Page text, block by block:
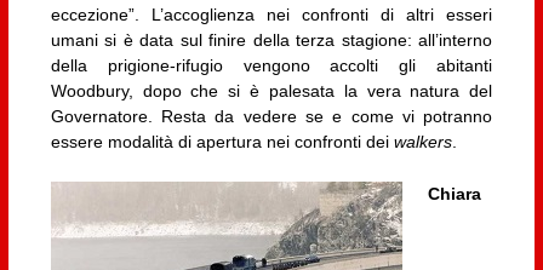
eccezione”. L’accoglienza nei confronti di altri esseri
umani si è data sul finire della terza stagione: all’interno
della prigione-rifugio vengono accolti gli abitanti
Woodbury, dopo che si è palesata la vera natura del
Governatore. Resta da vedere se e come vi potranno
essere modalità di apertura nei confronti dei walkers.
Chiara